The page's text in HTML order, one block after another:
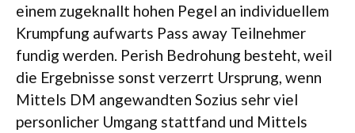
einem zugeknallt hohen Pegel an individuellem
Krumpfung aufwarts Pass away Teilnehmer
fundig werden. Perish Bedrohung besteht, weil
die Ergebnisse sonst verzerrt Ursprung, wenn
Mittels DM angewandten Sozius sehr viel
personlicher Umgang stattfand und Mittels